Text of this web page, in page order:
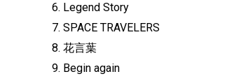
6. Legend Story
7. SPACE TRAVELERS
8. 花言葉
9. Begin again